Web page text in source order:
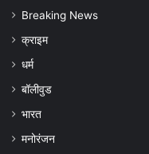
Breaking News
क्राइम
धर्म
बॉलीवुड
भारत
मनोरंजन